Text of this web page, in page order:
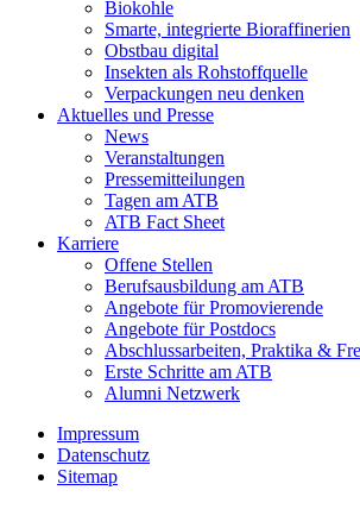
Biokohle
Smarte, integrierte Bioraffinerien
Obstbau digital
Insekten als Rohstoffquelle
Verpackungen neu denken
Aktuelles und Presse
News
Veranstaltungen
Pressemitteilungen
Tagen am ATB
ATB Fact Sheet
Karriere
Offene Stellen
Berufsausbildung am ATB
Angebote für Promovierende
Angebote für Postdocs
Abschlussarbeiten, Praktika &
Erste Schritte am ATB
Alumni Netzwerk
Impressum
Datenschutz
Sitemap